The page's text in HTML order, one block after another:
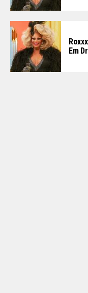
Em